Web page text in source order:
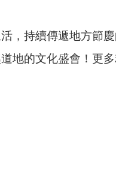
，持續傳遞地方節
的文化盛會！更